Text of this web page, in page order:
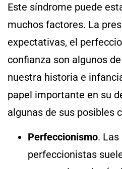
Este síndrome puede
muchos factores. La
expectativas, el
confianza son algunos
nuestra historia e
papel importante en su
algunas de sus posibles
Perfeccionismo.
perfeccionistas